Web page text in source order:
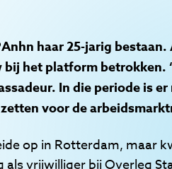
haar 25-jarig
bij het platform
In die periode is
voor de
op in Rotterdam, maar
als vrijwilliger bij Overleg